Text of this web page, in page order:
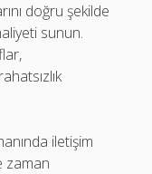
doğru şekilde
sunun.
iletişim
zaman